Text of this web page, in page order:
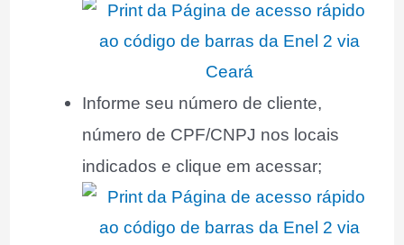
Informe seu número de cliente,
número de CPF/CNPJ nos locais
indicados e clique em acessar;